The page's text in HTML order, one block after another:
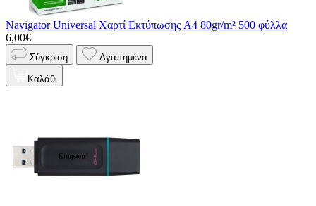
Navigator Universal Χαρτί Εκτύπωσης A4 80gr/m² 500 φύλλα
6,00€
Σύγκριση Αγαπημένα
Καλάθι